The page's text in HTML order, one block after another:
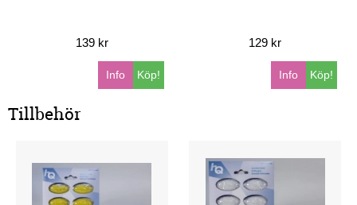
139 kr
Köp!
Info
129 kr
Köp!
Info
Tillbehör